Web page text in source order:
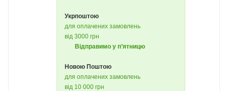
Укрпоштою
для оплачених замовлень
від 3000 грн
Відправимо у п’ятницю
Новою Поштою
для оплачених замовлень
від 10 000 грн